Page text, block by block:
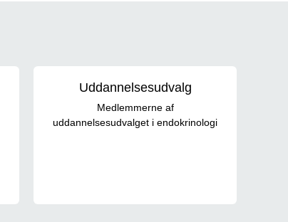
Uddannelsesudvalg
Medlemmerne af
uddannelsesudvalget i endokrinologi